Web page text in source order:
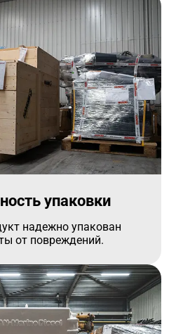
упаковки
надежно упакован
от повреждений.